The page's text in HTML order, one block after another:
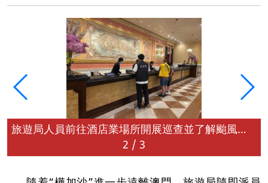
旅遊局人員前往酒店業場所開展巡查並了解颱風後的恢復情況
2 / 3